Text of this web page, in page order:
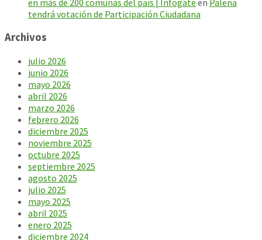
tendrá votación de Participación Ciudadana
Archivos
julio 2026
junio 2026
mayo 2026
abril 2026
marzo 2026
febrero 2026
diciembre 2025
noviembre 2025
octubre 2025
septiembre 2025
agosto 2025
julio 2025
mayo 2025
abril 2025
enero 2025
diciembre 2024